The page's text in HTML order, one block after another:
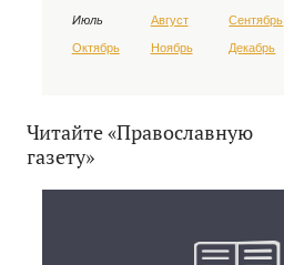
Июль Август Сентябрь
Октябрь Ноябрь Декабрь
Читайте «Православную
газету»